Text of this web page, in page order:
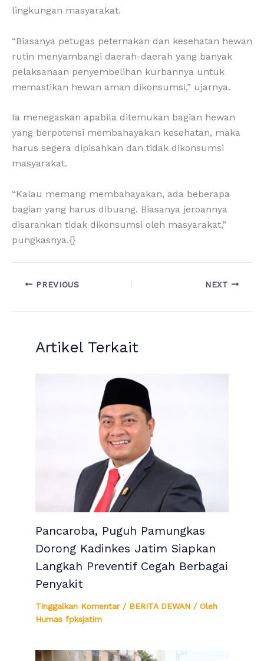
lingkungan masyarakat.
“Biasanya petugas peternakan dan kesehatan hewan
rutin menyambangi daerah-daerah yang banyak
pelaksanaan penyembelihan kurbannya untuk
memastikan hewan aman dikonsumsi,” ujarnya.
Ia menegaskan apabila ditemukan bagian hewan
yang berpotensi membahayakan kesehatan, maka
harus segera dipisahkan dan tidak dikonsumsi
masyarakat.
“Kalau memang membahayakan, ada beberapa
bagian yang harus dibuang. Biasanya jeroannya
disarankan tidak dikonsumsi oleh masyarakat,”
pungkasnya.{}
PREVIOUS NEXT
Artikel Terkait
Pancaroba, Puguh Pamungkas
Dorong Kadinkes Jatim Siapkan
Langkah Preventif Cegah Berbagai
Penyakit
Tinggalkan Komentar / BERITA DEWAN / Oleh
Humas fpksjatim